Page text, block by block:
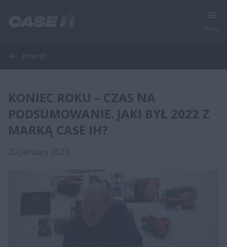
Powrót
KONIEC ROKU – CZAS NA
PODSUMOWANIE. JAKI BYŁ 2022 Z
MARKĄ CASE IH?